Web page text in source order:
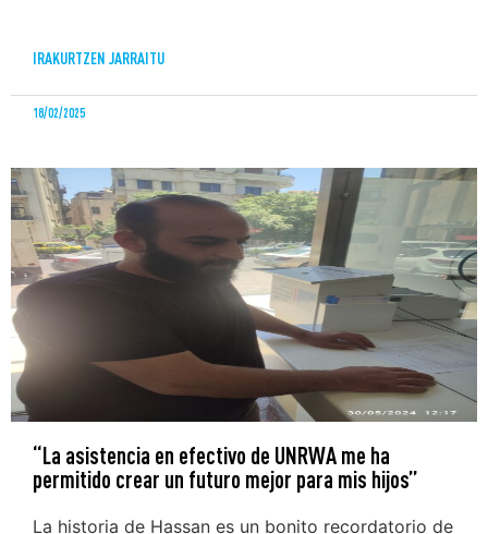
IRAKURTZEN JARRAITU
18/02/2025
“La asistencia en efectivo de UNRWA me ha
permitido crear un futuro mejor para mis hijos”
La historia de Hassan es un bonito recordatorio de